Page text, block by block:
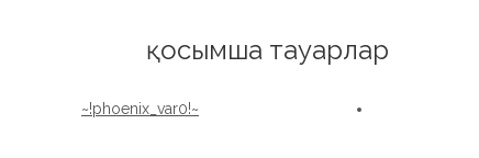
қосымша тауарлар
~!phoenix_var0!~